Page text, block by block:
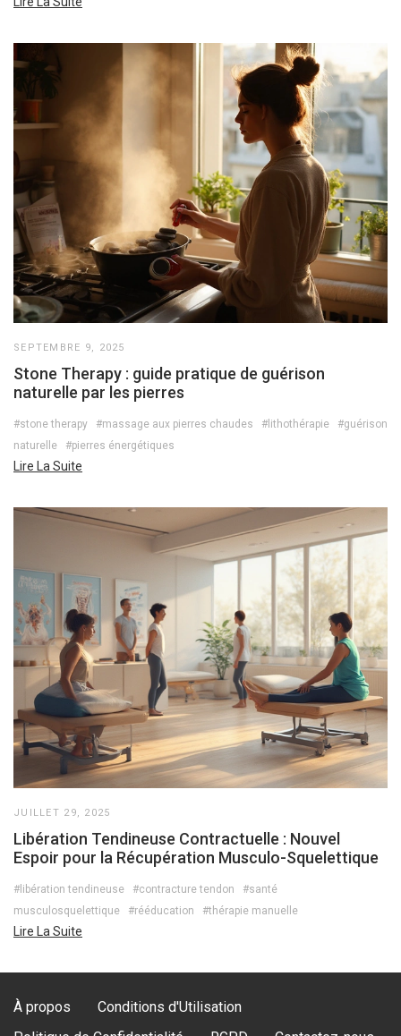
SEPTEMBRE 9, 2025
Stone Therapy : guide pratique de guérison
naturelle par les pierres
#stone therapy #massage aux pierres chaudes #lithothérapie
#guérison
naturelle
#pierres énergétiques
Lire La Suite
JUILLET 29, 2025
Libération Tendineuse Contractuelle : Nouvel
Espoir pour la Récupération Musculo-Squelettique
#libération tendineuse #contracture tendon
#santé
musculosquelettique
#rééducation #thérapie manuelle
Lire La Suite
À propos
Conditions d'Utilisation